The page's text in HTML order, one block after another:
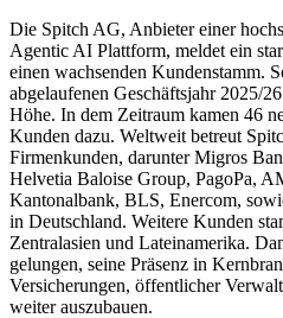
Die Spitch AG, Anbieter einer
Agentic AI Plattform, meldet ein
einen wachsenden Kundenstamm.
abgelaufenen Geschäftsjahr 2025/
Höhe. In dem Zeitraum kamen 46
Kunden dazu. Weltweit betreut
Firmenkunden, darunter Migros
Helvetia Baloise Group, PagoPa,
Kantonalbank, BLS, Enercom,
in Deutschland. Weitere Kunden
Zentralasien und Lateinamerika.
gelungen, seine Präsenz in
Versicherungen, öffentlicher
weiter auszubauen.